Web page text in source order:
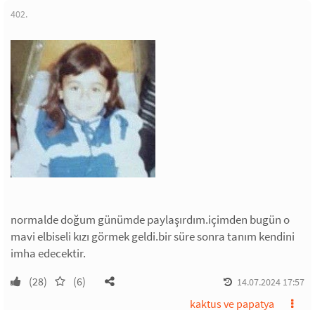
402.
normalde doğum günümde paylaşırdım.içimden bugün o
mavi elbiseli kızı görmek geldi.bir süre sonra tanım kendini
imha edecektir.
(28) (6) 14.07.2024 17:57
kaktus ve papatya